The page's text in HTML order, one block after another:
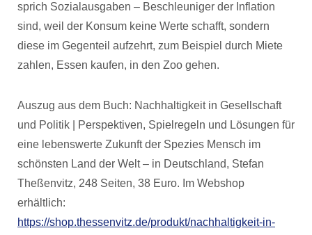
sprich Sozialausgaben – Beschleuniger der Inflation
sind, weil der Konsum keine Werte schafft, sondern
diese im Gegenteil aufzehrt, zum Beispiel durch Miete
zahlen, Essen kaufen, in den Zoo gehen.
Auszug aus dem Buch: Nachhaltigkeit in Gesellschaft
und Politik | Perspektiven, Spielregeln und Lösungen für
eine lebenswerte Zukunft der Spezies Mensch im
schönsten Land der Welt – in Deutschland, Stefan
Theßenvitz, 248 Seiten, 38 Euro. Im Webshop
erhältlich:
https://shop.thessenvitz.de/produkt/nachhaltigkeit-in-